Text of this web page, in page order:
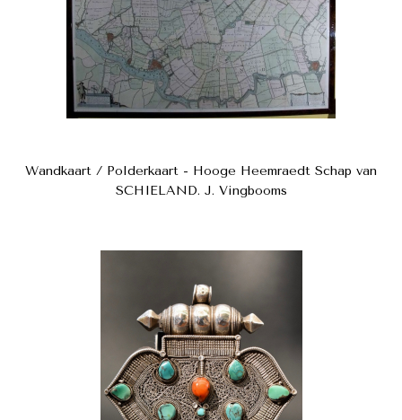
Wandkaart / Polderkaart - Hooge Heemraedt Schap van
SCHIELAND. J. Vingbooms